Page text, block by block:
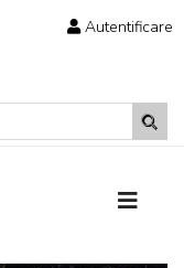
Autentificare